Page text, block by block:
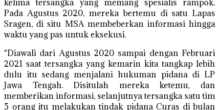
kelima tersangka yang memang spesialis rampok.
Pada Agustus 2020, mereka bertemu di satu Lapas
Sragen, di situ MSA membeberkan informasi hingga
waktu yang pas untuk eksekusi.
“Diawali dari Agustus 2020 sampai dengan Februari
2021 saat tersangka yang kemarin kita tangkap lebih
dulu itu sedang menjalani hukuman pidana di LP
Jawa Tengah. Disitulah mereka ketemu, dan
memberikan informasi, selanjutnya tersangka satu tim
5 orang itu melakukan tindak pidana Curas di bulan